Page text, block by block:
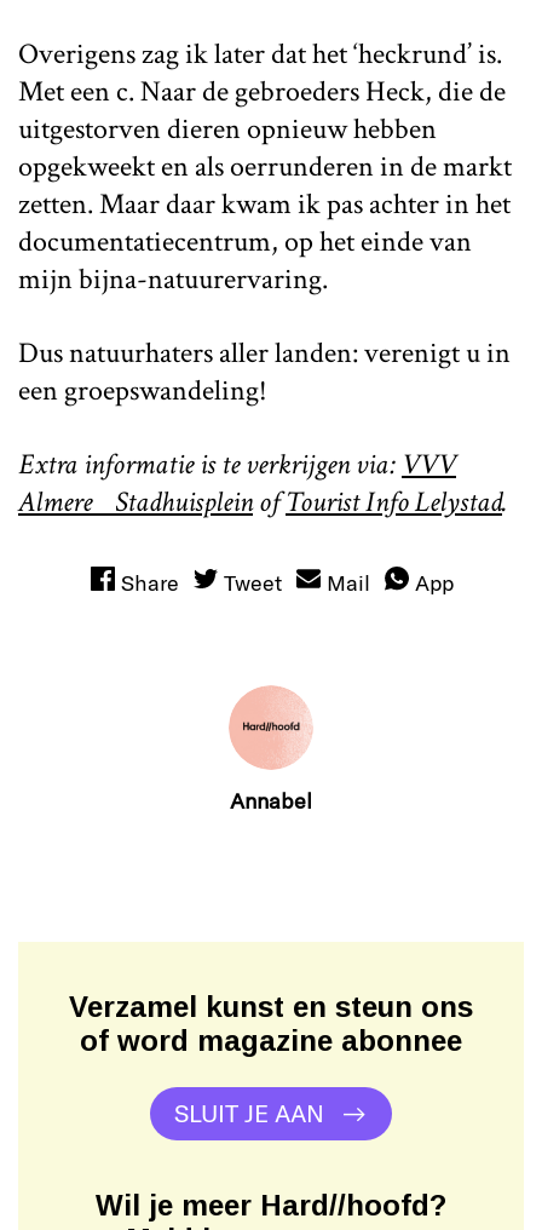
Overigens zag ik later dat het ‘heckrund’ is.
Met een c. Naar de gebroeders Heck, die de
uitgestorven dieren opnieuw hebben
opgekweekt en als oerrunderen in de markt
zetten. Maar daar kwam ik pas achter in het
documentatiecentrum, op het einde van
mijn bijna-natuurervaring.
Dus natuurhaters aller landen: verenigt u in
een groepswandeling!
Extra informatie is te verkrijgen via: VVV
Almere StadhuispleinofTourist Info Lelystad.
Share Tweet Mail App
Annabel
Verzamel kunst en steun ons
of word magazine abonnee
SLUIT JE AAN
Wil je meer Hard//hoofd?